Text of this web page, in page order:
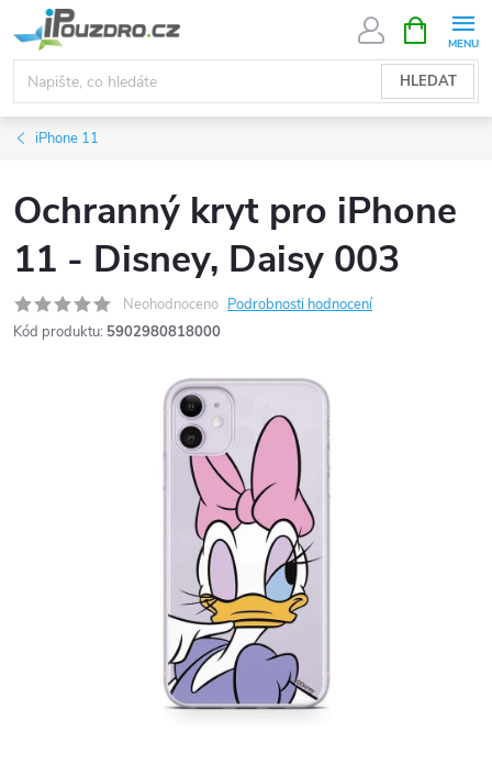
na
obsah
HLEDAT
NÁKUPNÍ
KOŠÍK
iPhone 11
Ochranný kryt pro iPhone
11 - Disney, Daisy 003
Neohodnoceno Podrobnosti hodnocení
Kód produktu: 5902980818000